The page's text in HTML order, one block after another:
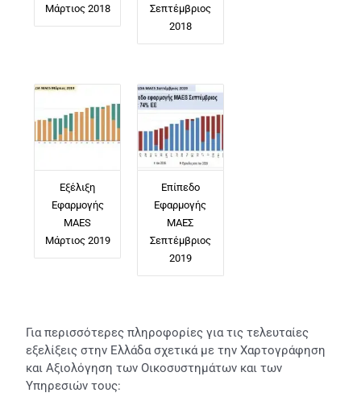
Μάρτιος 2018
Σεπτέμβριος
2018
Εξέλιξη
Εφαρμογής
MAES
Μάρτιος 2019
Επίπεδο
Εφαρμογής
ΜΑΕΣ
Σεπτέμβριος
2019
Για περισσότερες πληροφορίες για τις τελευταίες
εξελίξεις στην Ελλάδα σχετικά με την Χαρτογράφηση
και Αξιολόγηση των Οικοσυστημάτων και των
Υπηρεσιών τους: